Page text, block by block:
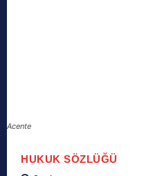
Acente
HUKUK SÖZLÜĞÜ